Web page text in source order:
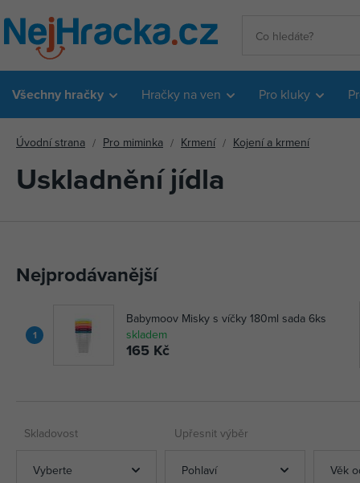
Všechny hračky Hračky na ven Pro kluky
Úvodní strana Pro miminka Krmení Kojení a krmení
Uskladnění jídla
Nejprodávanější
1
Babymoov Misky s víčky 180ml sada 6ks
skladem
165 Kč
Skladovost Upřesnit výběr
Vyberte Pohlaví Věk